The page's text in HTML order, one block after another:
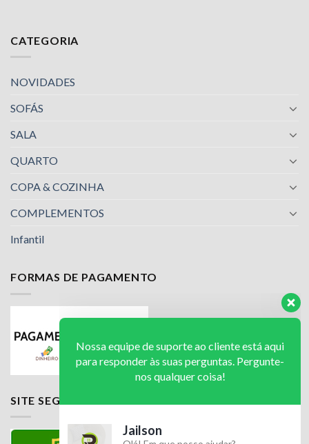
CATEGORIA
NOVIDADES
SOFÁS
SALA
QUARTO
COPA & COZINHA
COMPLEMENTOS
Infantil
FORMAS DE PAGAMENTO
SITE SEGURO
Nossa equipe de suporte ao cliente está aqui
Olá! Em que posso ajudar?